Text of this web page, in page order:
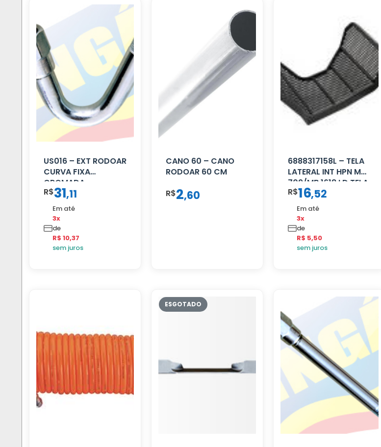
US016 – EXT RODOAR
CURVA FIXA
CROMADA
R$31,11
Em até
3x
de
R$ 10,37
sem juros
CANO 60 – CANO
RODOAR 60 CM
R$2,60
6888317158L – TELA
LATERAL INT HPN MB
709/MB 1618 LD TELA
R$16,52
Em até
3x
de
R$ 5,50
sem juros